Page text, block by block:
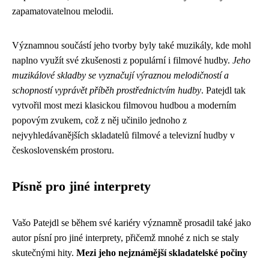
zapamatovatelnou melodii.
Významnou součástí jeho tvorby byly také muzikály, kde mohl
naplno využít své zkušenosti z populární i filmové hudby. Jeho
muzikálové skladby se vyznačují výraznou melodičností a
schopností vyprávět příběh prostřednictvím hudby. Patejdl tak
vytvořil most mezi klasickou filmovou hudbou a moderním
popovým zvukem, což z něj učinilo jednoho z
nejvyhledávanějších skladatelů filmové a televizní hudby v
československém prostoru.
Písně pro jiné interprety
Vašo Patejdl se během své kariéry významně prosadil také jako
autor písní pro jiné interprety, přičemž mnohé z nich se staly
skutečnými hity. Mezi jeho nejznámější skladatelské počiny